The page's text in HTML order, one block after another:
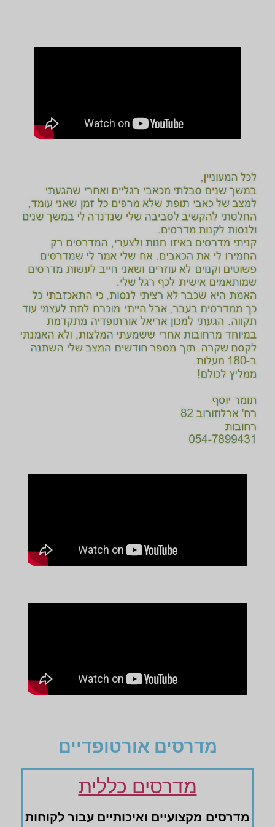
מדרסים אורטופדיים
מדרסים כללית
מדרסים ‏מקצועיים ‏ואיכותיים עבור לקוחות